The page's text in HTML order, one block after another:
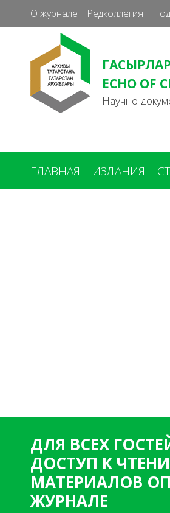
О журнале Редколлегия
ECHO OF
Научно-
ГЛАВНАЯ ИЗДАНИЯ
ДЛЯ ВСЕХ
ДОСТУП К
МАТЕРИАЛОВ
ЖУРНАЛЕ